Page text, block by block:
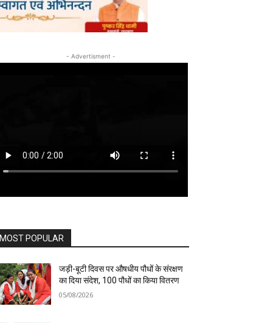
- Advertisment -
MOST POPULAR
जड़ी-बूटी दिवस पर औषधीय पौधों के संरक्षण
का दिया संदेश, 100 पौधों का किया वितरण
05/08/2026